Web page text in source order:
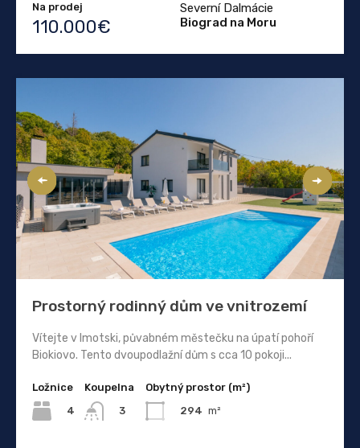
Na prodej
110.000€
Severní Dalmácie
Biograd na Moru
Prostorný rodinný dům ve vnitrozemí
Vítejte v Imotski, půvabném městečku na úpatí pohoří
Biokiovo. Tento dvoupodlažní dům s cca 10 pokoji...
Ložnice
4
Koupelna
3
Obytný prostor (m²)
294 m²